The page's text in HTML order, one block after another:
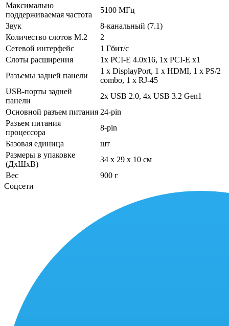
Максимально
поддерживаемая частота
5100 МГц
Звук
8-канальный (7.1)
Количество слотов M.2
2
Сетевой интерфейс
1 Гбит/с
Слоты расширения
1x PCI-E 4.0x16, 1x PCI-E x1
Разъемы задней панели
1 х DisplayPort, 1 х HDMI, 1 х PS/2
combo, 1 х RJ-45
USB-порты задней
панели
2x USB 2.0, 4x USB 3.2 Gen1
Основной разъем питания 24-pin
Разъем питания
процессора
8-pin
Базовая единица
шт
Размеры в упаковке
(ДхШхВ)
34 x 29 x 10 см
Вес
900 г
Соцсети